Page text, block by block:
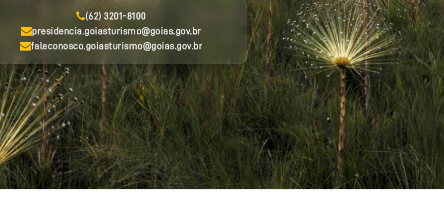
(62) 3201-8100
presidencia.goiasturismo@goias.gov.br
faleconosco.goiasturismo@goias.gov.br